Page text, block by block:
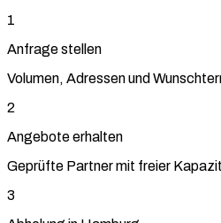
1
Anfrage stellen
Volumen, Adressen und
2
Angebote erhalten
Geprüfte Partner mit freier
3